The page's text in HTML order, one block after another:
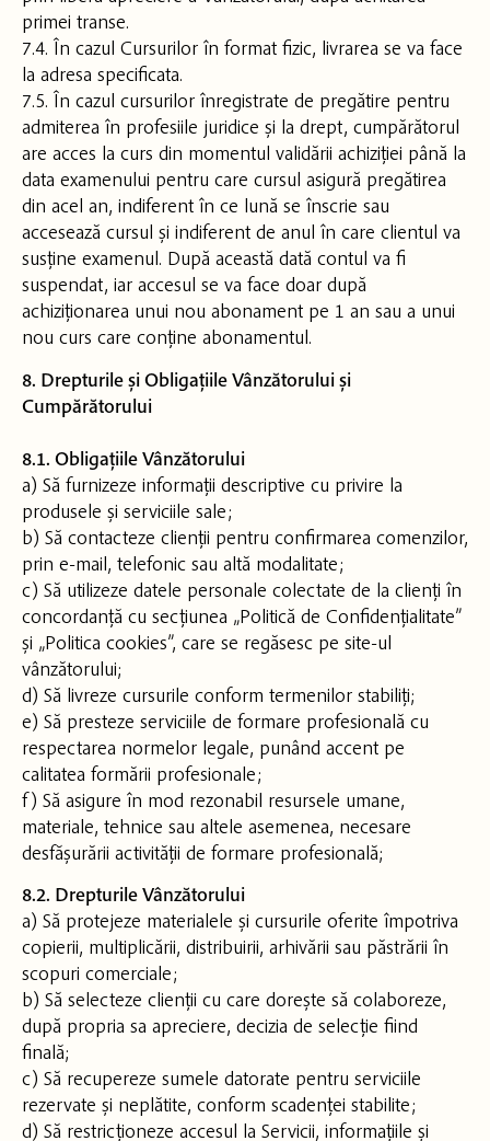
primei transe.
7.4. În cazul Cursurilor în format fizic, livrarea se va face
la adresa specificata.
7.5. În cazul cursurilor înregistrate de pregătire pentru
admiterea în profesiile juridice și la drept, cumpărătorul
are acces la curs din momentul validării achiziției până la
data examenului pentru care cursul asigură pregătirea
din acel an, indiferent în ce lună se înscrie sau
accesează cursul și indiferent de anul în care clientul va
susține examenul. După această dată contul va fi
suspendat, iar accesul se va face doar după
achiziționarea unui nou abonament pe 1 an sau a unui
nou curs care conține abonamentul.
8. Drepturile și Obligațiile Vânzătorului și
Cumpărătorului
8.1. Obligațiile Vânzătorului
a) Să furnizeze informații descriptive cu privire la
produsele și serviciile sale;
b) Să contacteze clienții pentru confirmarea comenzilor,
prin e-mail, telefonic sau altă modalitate;
c) Să utilizeze datele personale colectate de la clienți în
concordanță cu secțiunea „Politică de Confidențialitate”
și „Politica cookies”, care se regăsesc pe site-ul
vânzătorului;
d) Să livreze cursurile conform termenilor stabiliți;
e) Să presteze serviciile de formare profesională cu
respectarea normelor legale, punând accent pe
calitatea formării profesionale;
f) Să asigure în mod rezonabil resursele umane,
materiale, tehnice sau altele asemenea, necesare
desfășurării activității de formare profesională;
8.2. Drepturile Vânzătorului
a) Să protejeze materialele și cursurile oferite împotriva
copierii, multiplicării, distribuirii, arhivării sau păstrării în
scopuri comerciale;
b) Să selecteze clienții cu care dorește să colaboreze,
după propria sa apreciere, decizia de selecție fiind
finală;
c) Să recupereze sumele datorate pentru serviciile
rezervate și neplătite, conform scadenței stabilite;
d) Să restricționeze accesul la Servicii, informațiile și